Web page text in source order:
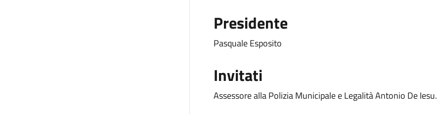
Presidente
Pasquale Esposito
Invitati
Assessore alla Polizia Municipale e Legalità Antonio De Iesu.